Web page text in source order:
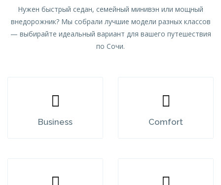
Нужен быстрый седан, семейный минивэн или мощный
внедорожник? Мы собрали лучшие модели разных классов
— выбирайте идеальный вариант для вашего путешествия
по Сочи.
Business Comfort